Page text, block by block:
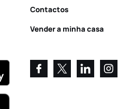
Contactos
Vender a minha casa